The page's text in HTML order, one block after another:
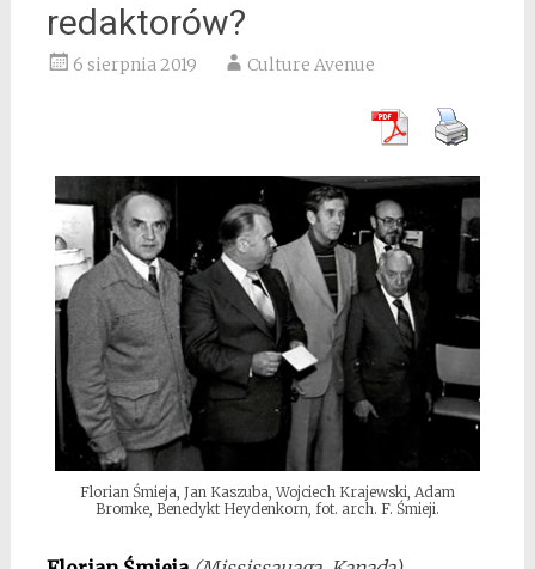
redaktorów?
6 sierpnia 2019 Culture Avenue
Florian Śmieja, Jan Kaszuba, Wojciech Krajewski, Adam
Bromke, Benedykt Heydenkorn, fot. arch. F. Śmieji.